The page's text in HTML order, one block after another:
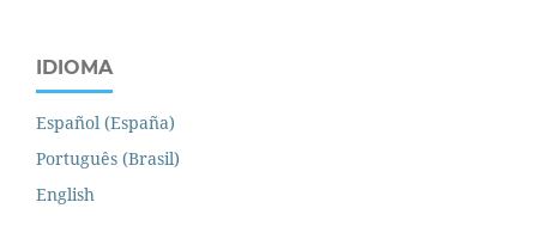
IDIOMA
Español (España)
Português (Brasil)
English